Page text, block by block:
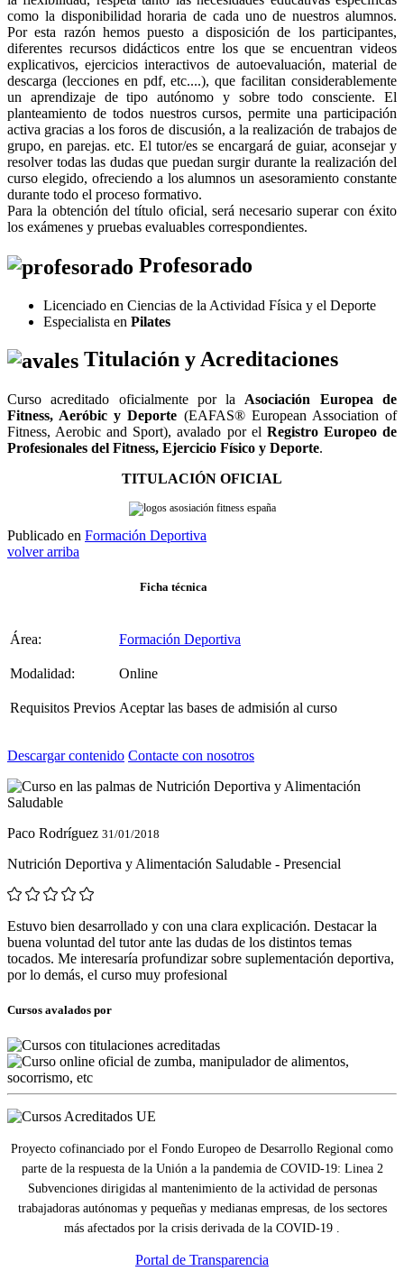
como la disponibilidad horaria de cada uno de nuestros alumnos.
Por esta razón hemos puesto a disposición de los participantes,
diferentes recursos didácticos entre los que se encuentran videos
explicativos, ejercicios interactivos de autoevaluación, material de
descarga (lecciones en pdf, etc....), que facilitan considerablemente
un aprendizaje de tipo autónomo y sobre todo consciente. El
planteamiento de todos nuestros cursos, permite una participación
activa gracias a los foros de discusión, a la realización de trabajos de
grupo, en parejas. etc. El tutor/es se encargará de guiar, aconsejar y
resolver todas las dudas que puedan surgir durante la realización del
curso elegido, ofreciendo a los alumnos un asesoramiento constante
durante todo el proceso formativo.
Para la obtención del título oficial, será necesario superar con éxito
los exámenes y pruebas evaluables correspondientes.
Profesorado
Licenciado en Ciencias de la Actividad Física y el Deporte
Especialista en Pilates
Titulación y Acreditaciones
Curso acreditado oficialmente por la Asociación Europea de
Fitness, Aeróbic y Deporte (EAFAS® European Association of
Fitness, Aerobic and Sport), avalado por el Registro Europeo de
Profesionales del Fitness, Ejercicio Físico y Deporte.
TITULACIÓN OFICIAL
Publicado en Formación Deportiva
volver arriba
Ficha técnica
Área: Formación Deportiva
Modalidad: Online
Requisitos Previos Aceptar las bases de admisión al curso
Descargar contenido Contacte con nosotros
Paco Rodríguez 31/01/2018
Nutrición Deportiva y Alimentación Saludable - Presencial
Estuvo bien desarrollado y con una clara explicación. Destacar la
buena voluntad del tutor ante las dudas de los distintos temas
tocados. Me interesaría profundizar sobre suplementación deportiva,
por lo demás, el curso muy profesional
Cursos avalados por
Proyecto cofinanciado por el Fondo Europeo de Desarrollo Regional como
parte de la respuesta de la Unión a la pandemia de COVID-19: Linea 2
Subvenciones dirigidas al mantenimiento de la actividad de personas
trabajadoras autónomas y pequeñas y medianas empresas, de los sectores
más afectados por la crisis derivada de la COVID-19 .
Portal de Transparencia